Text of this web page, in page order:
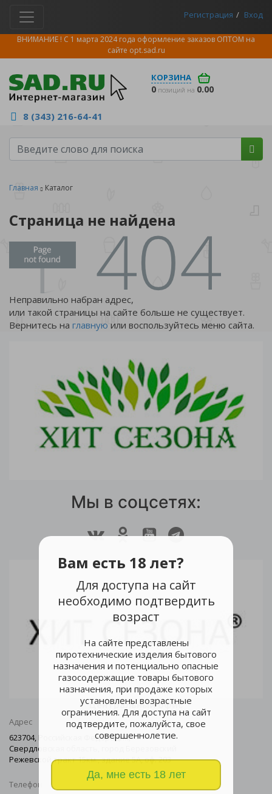
Вам есть 18 лет?
Для доступа на сайт
необходимо подтвердить
возраст
На сайте представлены
пиротехнические изделия бытового
назначения и потенциально опасные
газосодержащие товары бытового
назначения, при продаже которых
установлены возрастные
ограничения. Для доступа на сайт
подтвердите, пожалуйста, свое
совершеннолетие.
Да, мне есть 18 лет
Регистрация Вход
ВНИМАНИЕ ! С 1 марта 2024 года оформление заказов ОПТОМ на
сайте opt.sad.ru
КОРЗИНА
0 позиций на 0.00
8 (343) 216-64-41
Главная Каталог
Страница не найдена
Неправильно набран адрес,
или такой страницы на сайте больше не существует.
Вернитесь на главную или воспользуйтесь меню сайта.
Мы в соцсетях:
Центральный офис
Адрес
623704, Российская Федерация,
Свердловская область, город Березовский
Режевской тракт 15км., здание 5А, оф. 203
Телефон